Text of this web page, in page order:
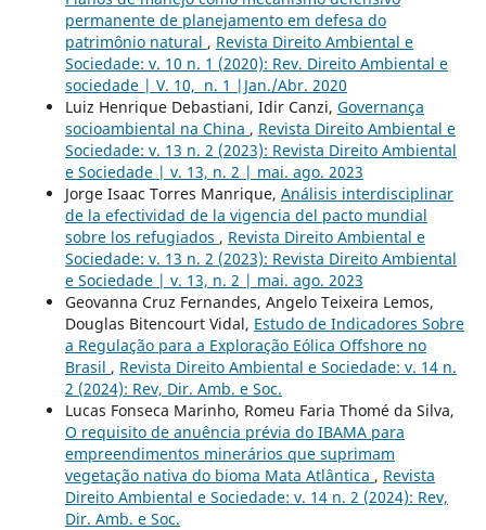
permanente de planejamento em defesa do
patrimônio natural , Revista Direito Ambiental e
Sociedade: v. 10 n. 1 (2020): Rev. Direito Ambiental e
sociedade | V. 10, n. 1 |Jan./Abr. 2020
Luiz Henrique Debastiani, Idir Canzi, Governança
socioambiental na China , Revista Direito Ambiental e
Sociedade: v. 13 n. 2 (2023): Revista Direito Ambiental
e Sociedade | v. 13, n. 2 | mai. ago. 2023
Jorge Isaac Torres Manrique, Análisis interdisciplinar
de la efectividad de la vigencia del pacto mundial
sobre los refugiados , Revista Direito Ambiental e
Sociedade: v. 13 n. 2 (2023): Revista Direito Ambiental
e Sociedade | v. 13, n. 2 | mai. ago. 2023
Geovanna Cruz Fernandes, Angelo Teixeira Lemos,
Douglas Bitencourt Vidal, Estudo de Indicadores Sobre
a Regulação para a Exploração Eólica Offshore no
Brasil , Revista Direito Ambiental e Sociedade: v. 14 n.
2 (2024): Rev, Dir. Amb. e Soc.
Lucas Fonseca Marinho, Romeu Faria Thomé da Silva,
O requisito de anuência prévia do IBAMA para
empreendimentos minerários que suprimam
vegetação nativa do bioma Mata Atlântica , Revista
Direito Ambiental e Sociedade: v. 14 n. 2 (2024): Rev,
Dir. Amb. e Soc.